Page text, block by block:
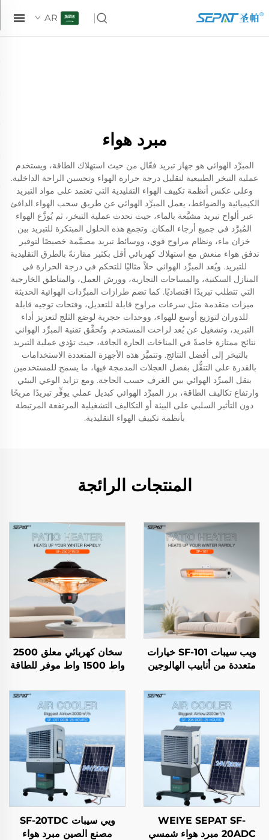
AR
مبرد هواء
المبرِّد الهوائي هو جهاز تبريد فعّال من حيث استهلاك الطاقة، ويستخدم
عملية التبخر الطبيعية لتقليل درجة حرارة الهواء وتحسين الراحة الداخلية.
وعلى عكس أنظمة تكييف الهواء التقليدية التي تعتمد على مواد التبريد
الكيميائية والضواغط، يعمل المبرِّد الهوائي عن طريق سحب الهواء الدافئ
عبر ألواح تبريد مشبَّعة بالماء، حيث تحدث عملية التبخر، ثم يُوزَّع الهواء
المُبرَّد في جميع أرجاء المكان. وتجمع هذه الحلول المبتكرة للتبريد بين
خزان ماء، ونظام مراوح قوي، ووسائط تبريد مصمَّمة خصيصًا لتوفير
تدفق هواء منعش مع استهلاك كهربائي أقل بكثير مقارنةً بالطرق التقليدية
للتبريد. ويُعد المبرِّد الهوائي حلاً مثاليًا للتحكم في درجة الحرارة في
المنازل السكنية، والمساحات التجارية، وورش العمل، والمناطق الخارجية
التي تتطلب تبريدًا اقتصاديًا. كما تضم طرازات المبرِّدات الهوائية الحديثة
ميزات متقدمة مثل سرعات مراوح قابلة للتعديل، وفتحات توجيه قابلة
للدوران لتوزيع أوسع للهواء، ووحدات حجرية لوضع الثلج لتعزيز أداء
التبريد، وتشغيل عن بُعد لراحت المستخدم. وتُحقِّق تقنية المبرِّد الهوائي
نتائج ممتازة خاصةً في المناخات الحارة الجافة، حيث تؤدي عملية التبريد
بالتبخر إلى أفضل النتائج. وتتميَّز هذه الأجهزة المتعددة الاستخدامات
بالقدرة على التنقُّل بفضل العجلات المدمجة فيها، ما يسمح للمستخدمين
بنقل المبرِّد الهوائي بين الغرف حسب الحاجة. ومع تزايد الوعي البيئي
وارتفاع تكاليف الطاقة، برز المبرِّد الهوائي كبديل عملي يوفِّر تبريدًا مريحًا
دون التأثير السلبي على البيئة أو التكاليف التشغيلية المرتفعة المرتبطة
بأنظمة تكييف الهواء التقليدية.
المنتجات الرائجة
ويب سيبات SF-101 خيارات
متعددة من أنابيب الهالوجين
بطبقة من ألياف الكربون
والأحمر المطلي IP65
سخان كهربائي معلق 2500
واط 1500 واط موفر للطاقة
الكربون البلورية | التحكم
الذكي عن بُعد | مقاوم للماء
IP44
WEIYE SEPAT SF-
20ADC مبرد هواء شمسي
ويي سيبات SF-20TDC
مصنع الصين مبرد هواء